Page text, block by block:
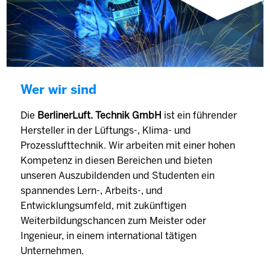
Wer wir sind
Die BerlinerLuft. Technik GmbH ist ein führender
Hersteller in der Lüftungs-, Klima- und
Prozesslufttechnik. Wir arbeiten mit einer hohen
Kompetenz in diesen Bereichen und bieten
unseren Auszubildenden und Studenten ein
spannendes Lern-, Arbeits-, und
Entwicklungsumfeld, mit zukünftigen
Weiterbildungschancen zum Meister oder
Ingenieur, in einem international tätigen
Unternehmen.